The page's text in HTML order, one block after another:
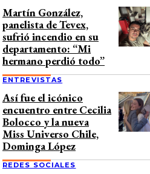
Martín González,
panelista de Tevex,
sufrió incendio en su
departamento: “Mi
hermano perdió todo”
ENTREVISTAS
Así fue el icónico
encuentro entre Cecilia
Bolocco y la nueva
Miss Universo Chile,
Dominga López
REDES SOCIALES